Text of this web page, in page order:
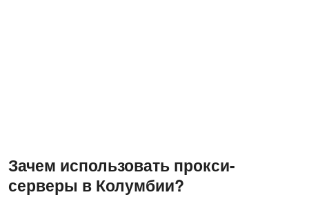
Зачем использовать прокси-
серверы в Колумбии?